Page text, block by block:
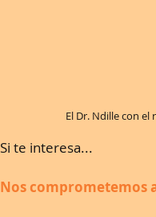
El Dr. Ndille con
Si te interesa...
Nos comprometemos